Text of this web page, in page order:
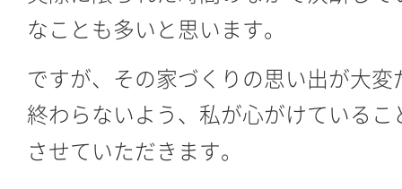
なことも多いと思います。
ですが、その家づくりの思い出が大
終わらないよう、私が心がけているこ
させていただきます。